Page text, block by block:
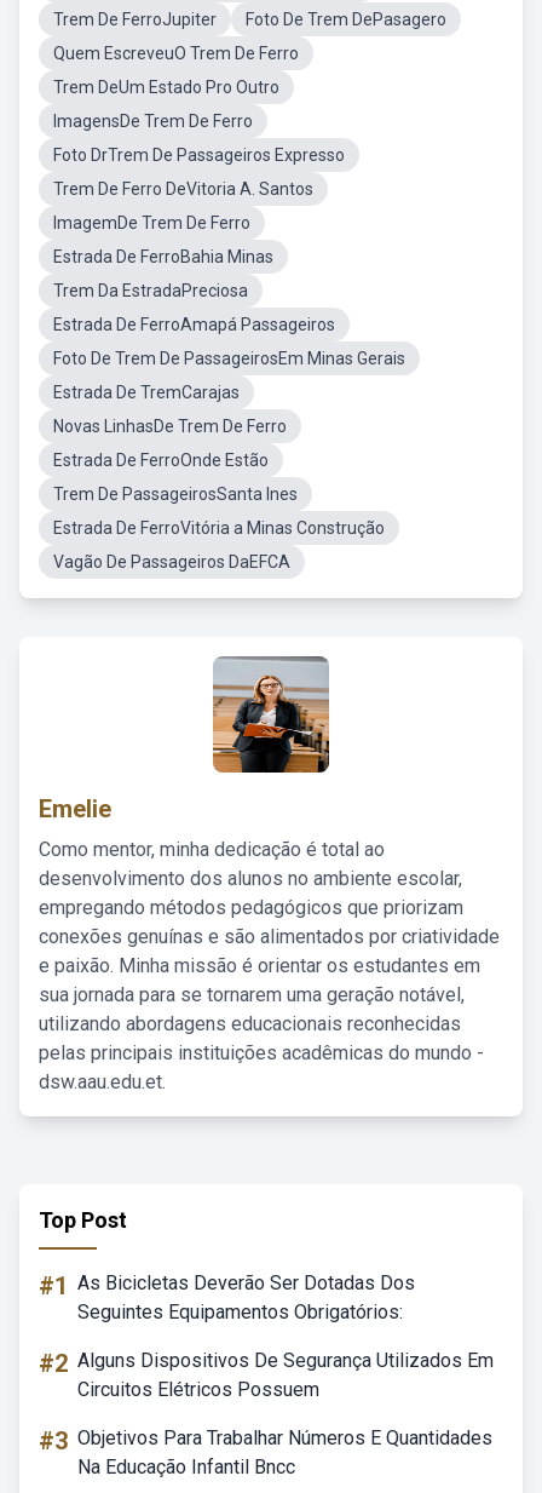
Trem De FerroJupiter
Foto De Trem DePasagero
Quem EscreveuO Trem De Ferro
Trem DeUm Estado Pro Outro
ImagensDe Trem De Ferro
Foto DrTrem De Passageiros Expresso
Trem De Ferro DeVitoria A. Santos
ImagemDe Trem De Ferro
Estrada De FerroBahia Minas
Trem Da EstradaPreciosa
Estrada De FerroAmapá Passageiros
Foto De Trem De PassageirosEm Minas Gerais
Estrada De TremCarajas
Novas LinhasDe Trem De Ferro
Estrada De FerroOnde Estão
Trem De PassageirosSanta Ines
Estrada De FerroVitória a Minas Construção
Vagão De Passageiros DaEFCA
Emelie
Como mentor, minha dedicação é total ao
desenvolvimento dos alunos no ambiente escolar,
empregando métodos pedagógicos que priorizam
conexões genuínas e são alimentados por criatividade
e paixão. Minha missão é orientar os estudantes em
sua jornada para se tornarem uma geração notável,
utilizando abordagens educacionais reconhecidas
pelas principais instituições acadêmicas do mundo -
dsw.aau.edu.et.
Top Post
#1 As Bicicletas Deverão Ser Dotadas Dos
Seguintes Equipamentos Obrigatórios:
#2 Alguns Dispositivos De Segurança Utilizados Em
Circuitos Elétricos Possuem
#3 Objetivos Para Trabalhar Números E Quantidades
Na Educação Infantil Bncc